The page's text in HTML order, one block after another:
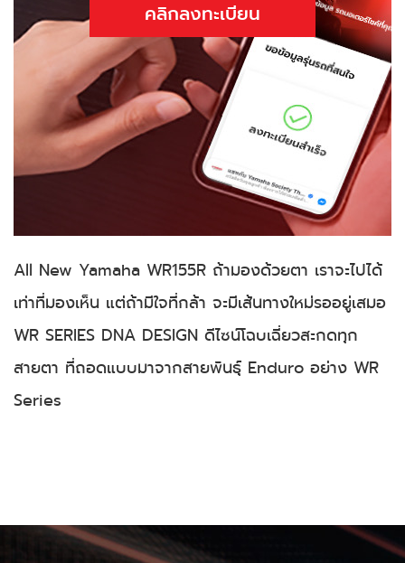
คลิกลงทะเบียน
All New Yamaha WR155R ถ้ามองด้วยตา เราจะไปได้
เท่าที่มองเห็น แต่ถ้ามีใจที่กล้า จะมีเส้นทางใหม่รออยู่เสมอ
WR SERIES DNA DESIGN ดีไซน์โฉบเฉี่ยวสะกดทุก
สายตา ที่ถอดแบบมาจากสายพันธุ์ Enduro อย่าง WR
Series